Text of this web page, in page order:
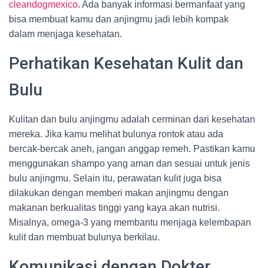
cleandogmexico. Ada banyak informasi bermanfaat yang
bisa membuat kamu dan anjingmu jadi lebih kompak
dalam menjaga kesehatan.
Perhatikan Kesehatan Kulit dan
Bulu
Kulitan dan bulu anjingmu adalah cerminan dari kesehatan
mereka. Jika kamu melihat bulunya rontok atau ada
bercak-bercak aneh, jangan anggap remeh. Pastikan kamu
menggunakan shampo yang aman dan sesuai untuk jenis
bulu anjingmu. Selain itu, perawatan kulit juga bisa
dilakukan dengan memberi makan anjingmu dengan
makanan berkualitas tinggi yang kaya akan nutrisi.
Misalnya, omega-3 yang membantu menjaga kelembapan
kulit dan membuat bulunya berkilau.